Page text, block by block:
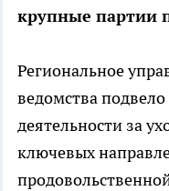
крупные партии
Региональное
ведомства
деятельности за
ключевых